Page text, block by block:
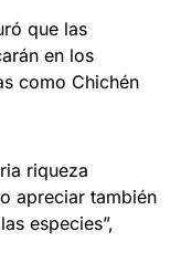
que las
en los
como Chichén
riqueza
apreciar también
especies”,